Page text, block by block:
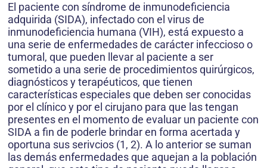
El paciente con síndrome de inmunodeficiencia
adquirida (SIDA), infectado con el virus de
inmunodeficiencia humana (VIH), está expuesto a
una serie de enfermedades de carácter infeccioso o
tumoral, que pueden llevar al paciente a ser
sometido a una serie de procedimientos quirúrgicos,
diagnósticos y terapéuticos, que tienen
características especiales que deben ser conocidas
por el clínico y por el cirujano para que las tengan
presentes en el momento de evaluar un paciente con
SIDA a fin de poderle brindar en forma acertada y
oportuna sus serivcios (1, 2). A lo anterior se suman
las demás enfermedades que aquejan a la población